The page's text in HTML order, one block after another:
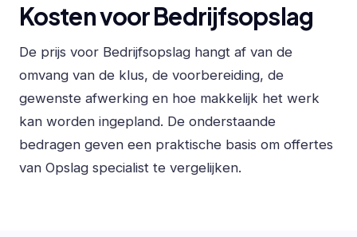
Kosten voor Bedrijfsopslag
De prijs voor Bedrijfsopslag hangt af van de
omvang van de klus, de voorbereiding, de
gewenste afwerking en hoe makkelijk het werk
kan worden ingepland. De onderstaande
bedragen geven een praktische basis om offertes
van Opslag specialist te vergelijken.